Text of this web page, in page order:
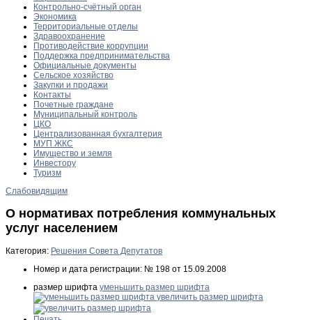
Контрольно-счётный орган
Экономика
Территориальные отделы
Здравоохранение
Противодействие коррупции
Поддержка предпринимательства
Официальные документы
Сельское хозяйство
Закупки и продажи
Контакты
Почетные граждане
Муниципальный контроль
ЦКО
Централизованная бухгалтерия
МУП ЖКС
Имущество и земля
Инвестору
Туризм
Слабовидящим
О нормативах потребления коммунальных
услуг населением
Категория: Решения Совета Депутатов
Номер и дата регистрации: № 198 от 15.09.2008
размер шрифта уменьшить размер шрифта
увеличить размер шрифта